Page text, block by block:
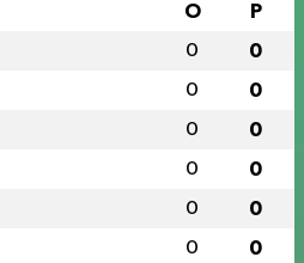
O P
0 0
0 0
0 0
0 0
0 0
0 0